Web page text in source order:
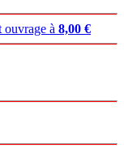
ouvrage à 8,00 €